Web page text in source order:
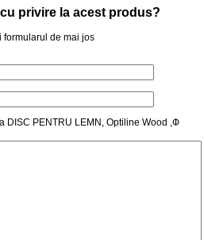
privire la acest produs?
formularul de mai jos
DISC PENTRU LEMN, Optiline Wood ,Ф